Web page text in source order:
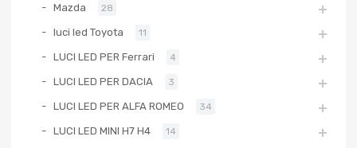
Mazda 28
luci led Toyota 11
LUCI LED PER Ferrari 4
LUCI LED PER DACIA 3
LUCI LED PER ALFA ROMEO 34
LUCI LED MINI H7 H4 14